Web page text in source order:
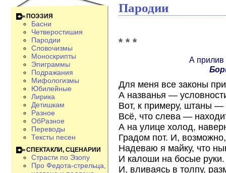
Пародии
* * *
А прилив
Для меня все законы
А названья —
Вот, к примеру, штаны —
Всё, что слева —
А на улице холод,
Градом пот. И, возможно,
Надеваю я майку, что
И калоши на босые руки.
И, вливаясь в толпу,
ПОЭЗИЯ
Басни
Четверостишия
Пародии
Словочизмы
Моноскрипты
Эпиграммы
Подражания
Мифологизмы
Юбилейные
Лирика
Детишкам
Разное
ОбРазное
Переводы
Тексты песен
СПЕКТАКЛИ, СЦЕНАРИИ
Страсти по Эзопу
Про Федота-стрельца,